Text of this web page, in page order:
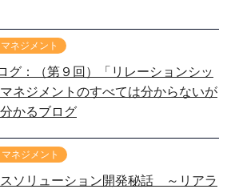
ネジメント
グ：（第９回）「リレーションシッ
ネジメントのすべては分からないが
かるブログ
ネジメント
ソリューション開発秘話 ～リアラ